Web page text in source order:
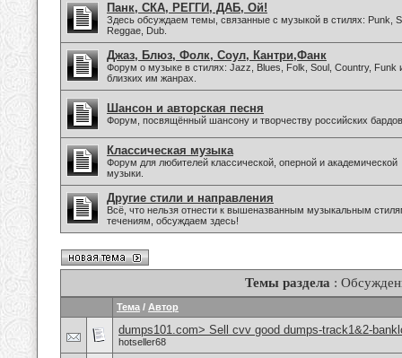
Панк, СКА, РЕГГИ, ДАБ, Ой!
Здесь обсуждаем темы, связанные с музыкой в стилях: Punk,
Reggae, Dub.
Джаз, Блюз, Фолк, Соул, Кантри,Фанк
Форум о музыке в стилях: Jazz, Blues, Folk, Soul, Country, Funk
близких им жанрах.
Шансон и авторская песня
Форум, посвящённый шансону и творчеству российских
Классическая музыка
Форум для любителей классической, оперной и академической
музыки.
Другие стили и направления
Всё, что нельзя отнести к вышеназванным музыкальным
течениям, обсуждаем здесь!
Темы раздела :
Тема / Автор
dumps101.com> Sell cvv good dumps-track1&2-
hotseller68